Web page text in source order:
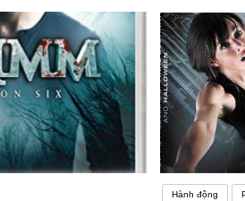
Hành động